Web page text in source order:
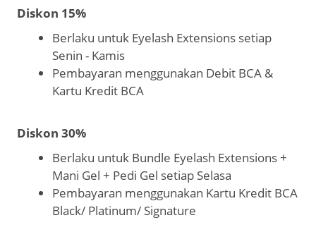
Diskon 15%
Berlaku untuk Eyelash Extensions setiap
Senin - Kamis
Pembayaran menggunakan Debit BCA &
Kartu Kredit BCA
Diskon 30%
Berlaku untuk Bundle Eyelash Extensions +
Mani Gel + Pedi Gel setiap Selasa
Pembayaran menggunakan Kartu Kredit BCA
Black/ Platinum/ Signature